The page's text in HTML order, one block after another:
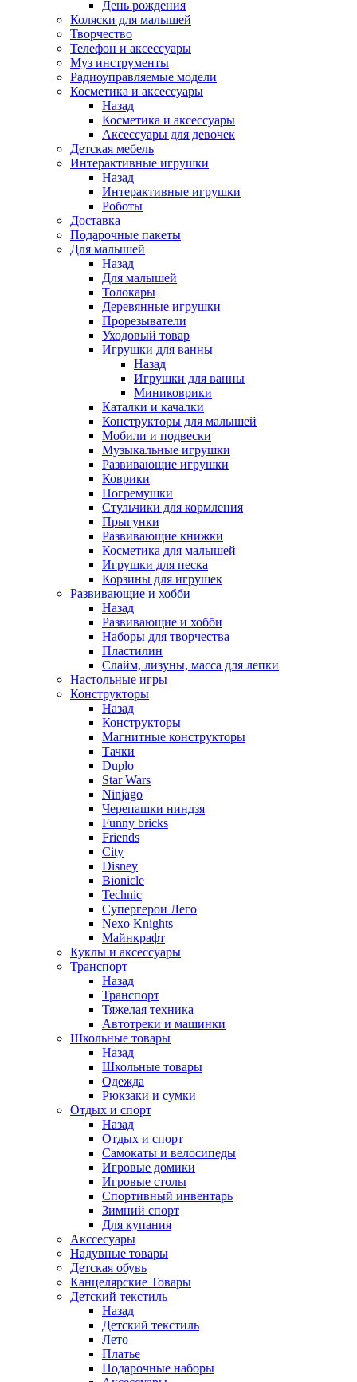
День рождения
Коляски для малышей
Творчество
Телефон и аксессуары
Муз инструменты
Радиоуправляемые модели
Косметика и аксессуары
Назад
Косметика и аксессуары
Аксессуары для девочек
Детская мебель
Интерактивные игрушки
Назад
Интерактивные игрушки
Роботы
Доставка
Подарочные пакеты
Для малышей
Назад
Для малышей
Толокары
Деревянные игрушки
Прорезыватели
Уходовый товар
Игрушки для ванны
Назад
Игрушки для ванны
Миниковрики
Каталки и качалки
Конструкторы для малышей
Мобили и подвески
Музыкальные игрушки
Развивающие игрушки
Коврики
Погремушки
Стульчики для кормления
Прыгунки
Развивающие книжки
Косметика для малышей
Игрушки для песка
Корзины для игрушек
Развивающие и хобби
Назад
Развивающие и хобби
Наборы для творчества
Пластилин
Слайм, лизуны, масса для лепки
Настольные игры
Конструкторы
Назад
Конструкторы
Магнитные конструкторы
Тачки
Duplo
Star Wars
Ninjago
Черепашки ниндзя
Funny bricks
Friends
City
Disney
Bionicle
Technic
Супергерои Лего
Nexo Knights
Майнкрафт
Куклы и аксессуары
Транспорт
Назад
Транспорт
Тяжелая техника
Автотреки и машинки
Школьные товары
Назад
Школьные товары
Одежда
Рюкзаки и сумки
Отдых и спорт
Назад
Отдых и спорт
Самокаты и велосипеды
Игровые домики
Игровые столы
Спортивный инвентарь
Зимний спорт
Для купания
Акссесуары
Надувные товары
Детская обувь
Канцелярские Товары
Детский текстиль
Назад
Детский текстиль
Лето
Платье
Подарочные наборы